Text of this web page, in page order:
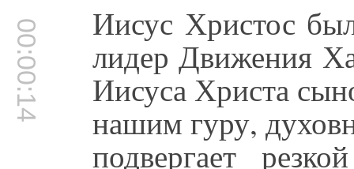
00:00:14 Иисус Христос
лидер Движения
Иисуса Христа
нашим гуру,
подвергает